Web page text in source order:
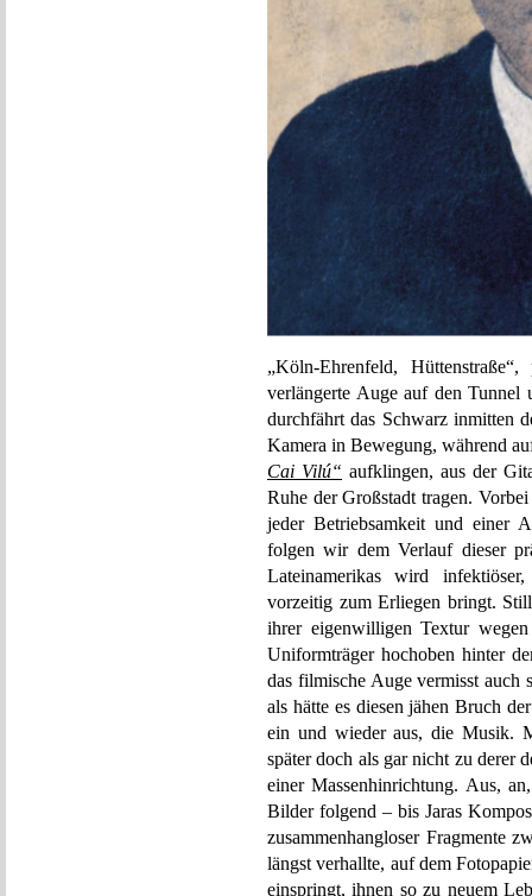
„Köln-Ehrenfeld,
verlängerte Auge auf den
durchfährt das Schwarz inmitten
Kamera in Bewegung, während
Cai Vilú“ aufklingen, aus der
Ruhe der Großstadt tragen.
jeder Betriebsamkeit und einer
folgen wir dem Verlauf dieser
Lateinamerikas wird
vorzeitig zum Erliegen bringt.
ihrer eigenwilligen Textur wegen
Uniformträger hochoben hinter
das filmische Auge vermisst auch
als hätte es diesen jähen Bruch
ein und wieder aus, die Musik.
später doch als gar nicht zu derer
einer Massenhinrichtung. Aus,
Bilder folgend – bis Jaras
zusammenhangloser Fragmente
längst verhallte, auf dem
einspringt, ihnen so zu neuem